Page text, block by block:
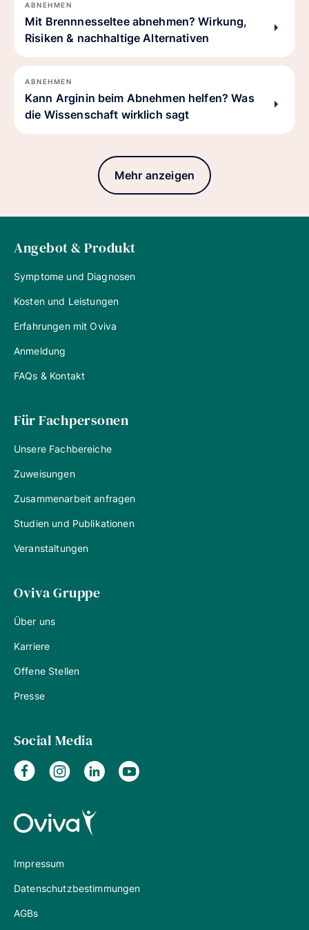
ABNEHMEN
Mit Brennnesseltee abnehmen? Wirkung,
Risiken & nachhaltige Alternativen
ABNEHMEN
Kann Arginin beim Abnehmen helfen? Was
die Wissenschaft wirklich sagt
Mehr anzeigen
Angebot & Produkt
Symptome und Diagnosen
Kosten und Leistungen
Erfahrungen mit Oviva
Anmeldung
FAQs & Kontakt
Für Fachpersonen
Unsere Fachbereiche
Zuweisungen
Zusammenarbeit anfragen
Studien und Publikationen
Veranstaltungen
Oviva Gruppe
Über uns
Karriere
Offene Stellen
Presse
Social Media
Impressum
Datenschutzbestimmungen
AGBs